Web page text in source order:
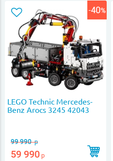
LEGO Technic Mercedes-
Benz Arocs 3245 42043
99 990р
59 990 р